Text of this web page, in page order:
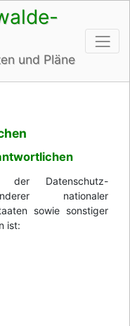
und Pläne
der Datenschutz-
nationaler
sowie sonstiger
ist: